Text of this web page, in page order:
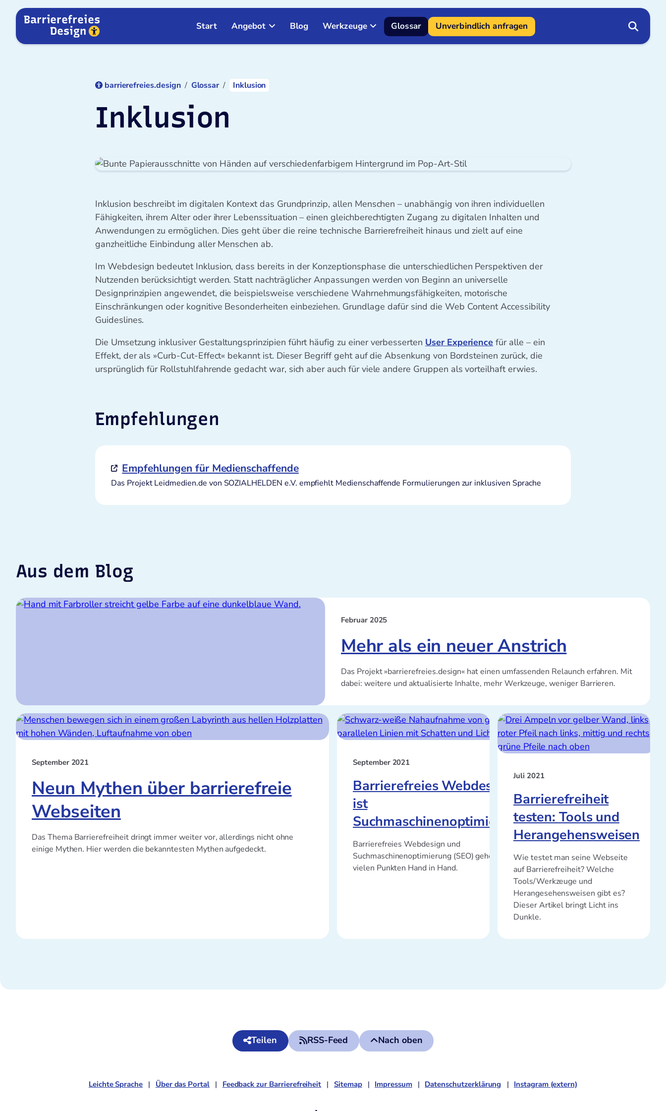
Zum Inhalt springen
Barrierefreies
Design
Start Angebot Blog Werkzeuge Glossar Unverbindlich anfragen
barrierefreies.design Glossar Inklusion
Inklusion
Inklusion beschreibt im digitalen Kontext das Grundprinzip, allen Menschen – unabhängig von ihren individuellen
Fähigkeiten, ihrem Alter oder ihrer Lebenssituation – einen gleichberechtigten Zugang zu digitalen Inhalten und
Anwendungen zu ermöglichen. Dies geht über die reine technische Barrierefreiheit hinaus und zielt auf eine
ganzheitliche Einbindung aller Menschen ab.
Im Webdesign bedeutet Inklusion, dass bereits in der Konzeptionsphase die unterschiedlichen Perspektiven der
Nutzenden berücksichtigt werden. Statt nachträglicher Anpassungen werden von Beginn an universelle
Designprinzipien angewendet, die beispielsweise verschiedene Wahrnehmungsfähigkeiten, motorische
Einschränkungen oder kognitive Besonderheiten einbeziehen. Grundlage dafür sind die Web Content Accessibility
Guideslines.
Die Umsetzung inklusiver Gestaltungsprinzipien führt häufig zu einer verbesserten User Experience für alle – ein
Effekt, der als »Curb-Cut-Effect« bekannt ist. Dieser Begriff geht auf die Absenkung von Bordsteinen zurück, die
ursprünglich für Rollstuhlfahrende gedacht war, sich aber auch für viele andere Gruppen als vorteilhaft erwies.
Empfehlungen
Empfehlungen für Medienschaffende
Das Projekt Leidmedien.de von SOZIALHELDEN e.V. empfiehlt Medienschaffende Formulierungen zur inklusiven Sprache
Aus dem Blog
Februar 2025
Mehr als ein neuer Anstrich
Das Projekt »barrierefreies.design« hat einen umfassenden Relaunch erfahren. Mit
dabei: weitere und aktualisierte Inhalte, mehr Werkzeuge, weniger Barrieren.
September 2021
Neun Mythen über barrierefreie
Webseiten
Das Thema Barrierefreiheit dringt immer weiter vor, allerdings nicht ohne
einige Mythen. Hier werden die bekanntesten Mythen aufgedeckt.
September 2021
Barrierefreies Webdesign
ist
Suchmaschinenoptimierung
Barrierefreies Webdesign und
Suchmaschinenoptimierung (SEO) gehen in
vielen Punkten Hand in Hand.
Juli 2021
Barrierefreiheit
testen: Tools und
Herangehensweisen
Wie testet man seine Webseite
auf Barrierefreiheit? Welche
Tools/Werkzeuge und
Herangesehensweisen gibt es?
Dieser Artikel bringt Licht ins
Dunkle.
Teilen RSS-Feed Nach oben
Leichte Sprache Über das Portal Feedback zur Barrierefreiheit Sitemap Impressum Datenschutzerklärung Instagram (extern)